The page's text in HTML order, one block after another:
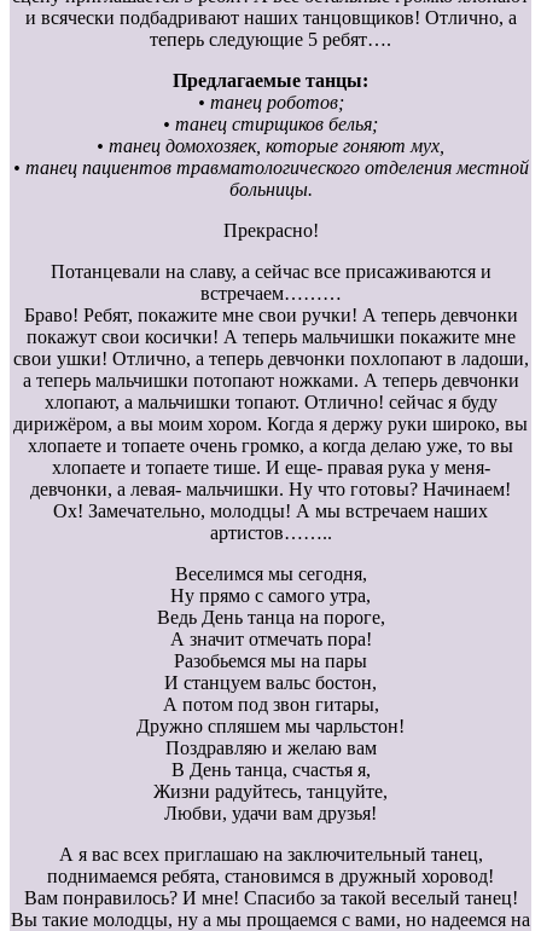
и всячески подбадривают наших танцовщиков! Отлично, а
теперь следующие 5 ребят….
Предлагаемые танцы:
• танец роботов;
• танец стирщиков белья;
• танец домохозяек, которые гоняют мух,
• танец пациентов травматологического отделения местной
больницы.
Прекрасно!
Потанцевали на славу, а сейчас все присаживаются и
встречаем………
Браво! Ребят, покажите мне свои ручки! А теперь девчонки
покажут свои косички! А теперь мальчишки покажите мне
свои ушки! Отлично, а теперь девчонки похлопают в ладоши,
а теперь мальчишки потопают ножками. А теперь девчонки
хлопают, а мальчишки топают. Отлично! сейчас я буду
дирижёром, а вы моим хором. Когда я держу руки широко, вы
хлопаете и топаете очень громко, а когда делаю уже, то вы
хлопаете и топаете тише. И еще- правая рука у меня-
девчонки, а левая- мальчишки. Ну что готовы? Начинаем!
Ох! Замечательно, молодцы! А мы встречаем наших
артистов……..
Веселимся мы сегодня,
Ну прямо с самого утра,
Ведь День танца на пороге,
А значит отмечать пора!
Разобьемся мы на пары
И станцуем вальс бостон,
А потом под звон гитары,
Дружно спляшем мы чарльстон!
Поздравляю и желаю вам
В День танца, счастья я,
Жизни радуйтесь, танцуйте,
Любви, удачи вам друзья!
А я вас всех приглашаю на заключительный танец,
поднимаемся ребята, становимся в дружный хоровод!
Вам понравилось? И мне! Спасибо за такой веселый танец!
Вы такие молодцы, ну а мы прощаемся с вами, но надеемся на